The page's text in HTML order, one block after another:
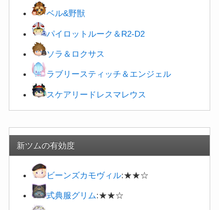
ベル&野獣
パイロットルーク＆R2-D2
ソラ＆ロクサス
ラブリースティッチ＆エンジェル
スケアリードレスマレウス
新ツムの有効度
ビーンズカモヴィル:★★☆
式典服グリム:★★☆